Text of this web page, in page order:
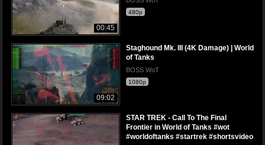
00:45
480p
09:02
Staghound Mk. III (4K Damage) | World
of Tanks
BOSS WoT
1080p
STAR TREK - Call To The Final
Frontier in World of Tanks #wot
#worldoftanks #startrek #shortsvideo